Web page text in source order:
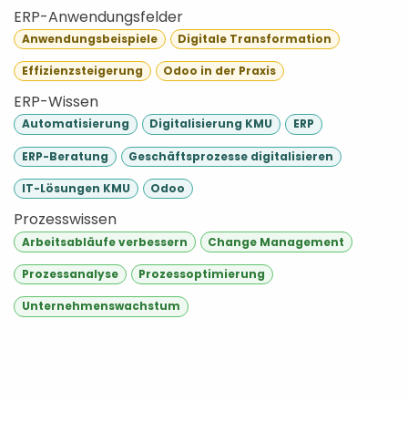
ERP-Anwendungsfelder
Anwendungsbeispiele Digitale Transformation
Effizienzsteigerung Odoo in der Praxis
ERP-Wissen
Automatisierung Digitalisierung KMU ERP
ERP-Beratung Geschäftsprozesse digitalisieren
IT-Lösungen KMU Odoo
Prozesswissen
Arbeitsabläufe verbessern Change Management
Prozessanalyse Prozessoptimierung
Unternehmenswachstum